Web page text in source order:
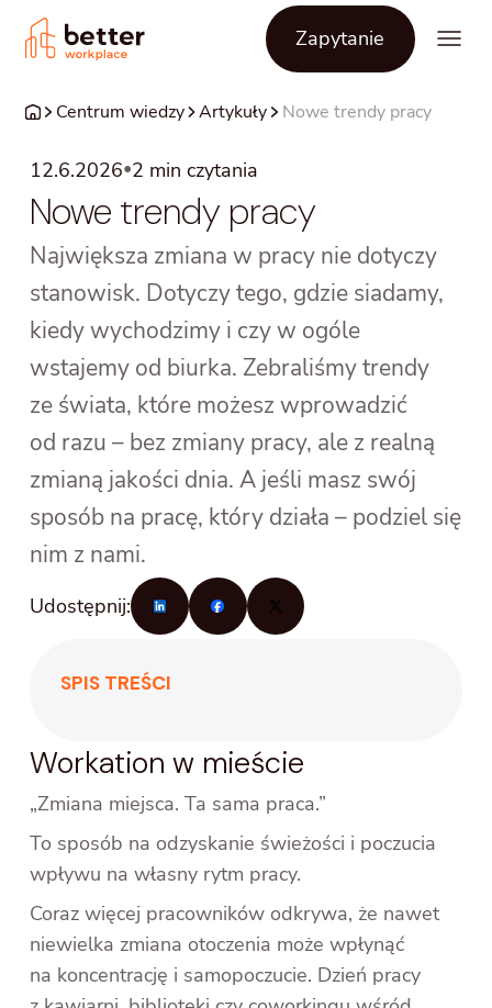
Zapytanie
Centrum wiedzy Artykuły Nowe trendy pracy
12.6.2026•2 min czytania
Nowe trendy pracy
Największa zmiana w pracy nie dotyczy
stanowisk. Dotyczy tego, gdzie siadamy,
kiedy wychodzimy i czy w ogóle
wstajemy od biurka. Zebraliśmy trendy
ze świata, które możesz wprowadzić
od razu – bez zmiany pracy, ale z realną
zmianą jakości dnia. A jeśli masz swój
sposób na pracę, który działa – podziel się
nim z nami.
Udostępnij:
SPIS TREŚCI
Workation w mieście
„Zmiana miejsca. Ta sama praca.”
To sposób na odzyskanie świeżości i poczucia
wpływu na własny rytm pracy.
Coraz więcej pracowników odkrywa, że nawet
niewielka zmiana otoczenia może wpłynąć
na koncentrację i samopoczucie. Dzień pracy